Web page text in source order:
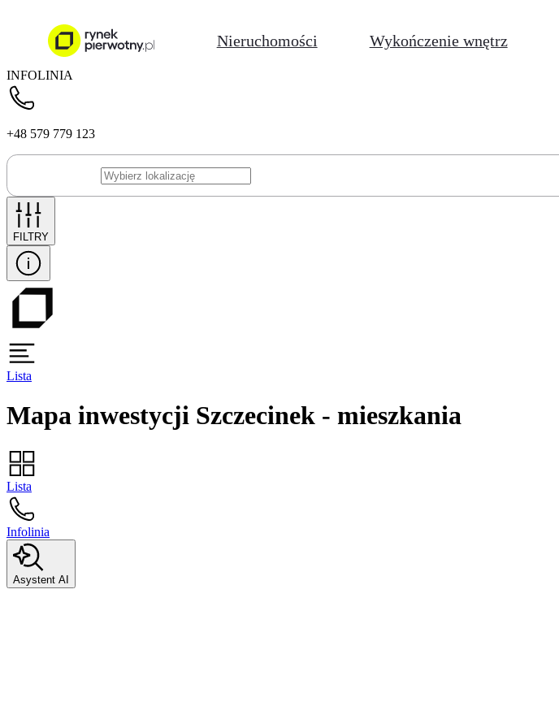
Nieruchomości Wykończenie wnętrz
INFOLINIA
+48 579 779 123
FILTRY
Lista
Mapa inwestycji Szczecinek - mieszkania
Lista
Infolinia
Asystent AI